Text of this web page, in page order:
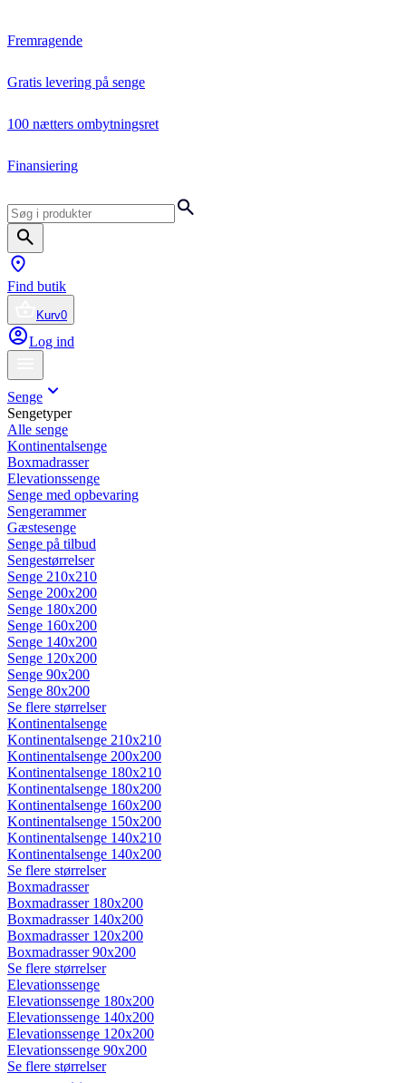
Fremragende
Gratis levering på senge
100 nætters ombytningsret
Finansiering
Find butik
Kurv0
Log ind
Senge
Sengetyper
Alle senge
Kontinentalsenge
Boxmadrasser
Elevationssenge
Senge med opbevaring
Sengerammer
Gæstesenge
Senge på tilbud
Sengestørrelser
Senge 210x210
Senge 200x200
Senge 180x200
Senge 160x200
Senge 140x200
Senge 120x200
Senge 90x200
Senge 80x200
Se flere størrelser
Kontinentalsenge
Kontinentalsenge 210x210
Kontinentalsenge 200x200
Kontinentalsenge 180x210
Kontinentalsenge 180x200
Kontinentalsenge 160x200
Kontinentalsenge 150x200
Kontinentalsenge 140x210
Kontinentalsenge 140x200
Se flere størrelser
Boxmadrasser
Boxmadrasser 180x200
Boxmadrasser 140x200
Boxmadrasser 120x200
Boxmadrasser 90x200
Se flere størrelser
Elevationssenge
Elevationssenge 180x200
Elevationssenge 140x200
Elevationssenge 120x200
Elevationssenge 90x200
Se flere størrelser